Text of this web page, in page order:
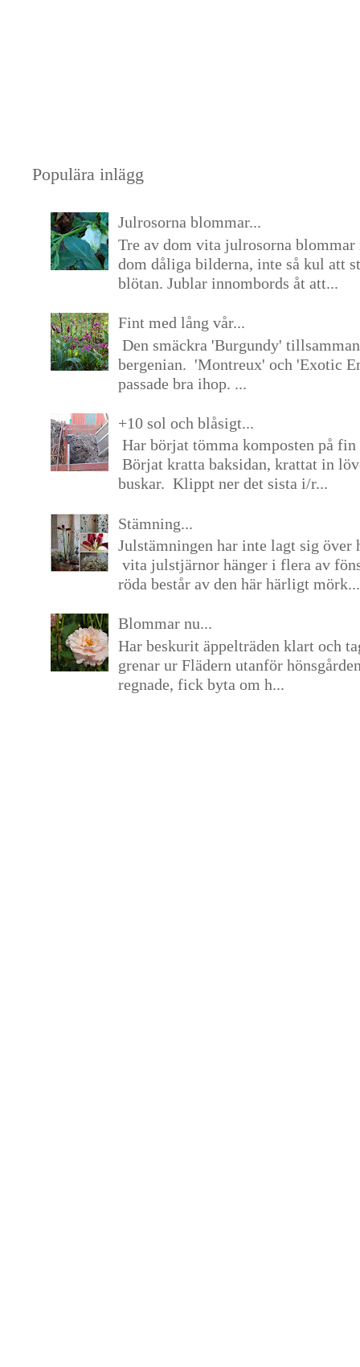
Populära inlägg
Julrosorna blommar...
Tre av dom vita julrosorna blommar
dom dåliga bilderna, inte så kul att
blötan. Jublar innombords åt att...
Fint med lång vår...
Den smäckra 'Burgundy'
bergenian. 'Montreux' och 'Exotic
passade bra ihop. ...
+10 sol och blåsigt...
Har börjat tömma komposten på
Börjat kratta baksidan, krattat in
buskar. Klippt ner det sista i/r...
Stämning...
Julstämningen har inte lagt sig över
vita julstjärnor hänger i flera av
röda består av den här härligt mörk...
Blommar nu...
Har beskurit äppelträden klart och
grenar ur Flädern utanför
regnade, fick byta om h...